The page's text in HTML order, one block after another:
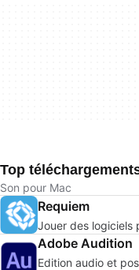
Top
Son pour Mac
Requiem
Jouer des logiciels
Adobe Audition
Edition audio et